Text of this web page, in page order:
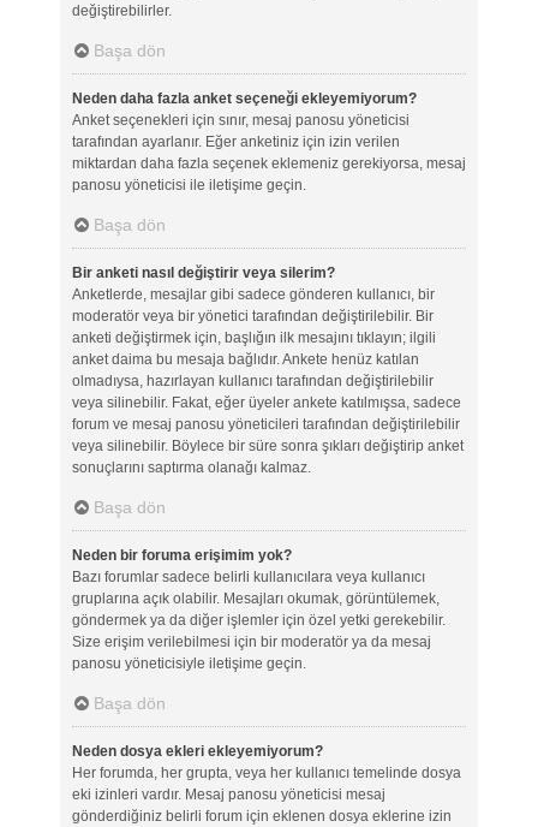
değiştirebilirler.
Başa dön
Neden daha fazla anket seçeneği ekleyemiyorum?
Anket seçenekleri için sınır, mesaj panosu yöneticisi
tarafından ayarlanır. Eğer anketiniz için izin verilen
miktardan daha fazla seçenek eklemeniz gerekiyorsa, mesaj
panosu yöneticisi ile iletişime geçin.
Başa dön
Bir anketi nasıl değiştirir veya silerim?
Anketlerde, mesajlar gibi sadece gönderen kullanıcı, bir
moderatör veya bir yönetici tarafından değiştirilebilir. Bir
anketi değiştirmek için, başlığın ilk mesajını tıklayın; ilgili
anket daima bu mesaja bağlıdır. Ankete henüz katılan
olmadıysa, hazırlayan kullanıcı tarafından değiştirilebilir
veya silinebilir. Fakat, eğer üyeler ankete katılmışsa, sadece
forum ve mesaj panosu yöneticileri tarafından değiştirilebilir
veya silinebilir. Böylece bir süre sonra şıkları değiştirip anket
sonuçlarını saptırma olanağı kalmaz.
Başa dön
Neden bir foruma erişimim yok?
Bazı forumlar sadece belirli kullanıcılara veya kullanıcı
gruplarına açık olabilir. Mesajları okumak, görüntülemek,
göndermek ya da diğer işlemler için özel yetki gerekebilir.
Size erişim verilebilmesi için bir moderatör ya da mesaj
panosu yöneticisiyle iletişime geçin.
Başa dön
Neden dosya ekleri ekleyemiyorum?
Her forumda, her grupta, veya her kullanıcı temelinde dosya
eki izinleri vardır. Mesaj panosu yöneticisi mesaj
gönderdiğiniz belirli forum için eklenen dosya eklerine izin